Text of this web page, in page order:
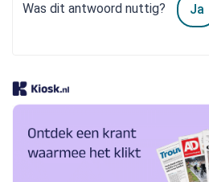
Was dit antwoord nuttig? Ja